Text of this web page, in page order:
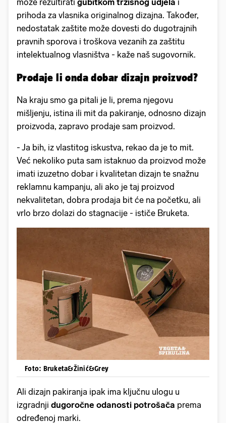
prihoda za vlasnika originalnog dizajna. Također,
nedostatak zaštite može dovesti do dugotrajnih
pravnih sporova i troškova vezanih za zaštitu
intelektualnog vlasništva - kaže naš sugovornik.
Prodaje li onda dobar dizajn proizvod?
Na kraju smo ga pitali je li, prema njegovu
mišljenju, istina ili mit da pakiranje, odnosno dizajn
proizvoda, zapravo prodaje sam proizvod.
- Ja bih, iz vlastitog iskustva, rekao da je to mit.
Već nekoliko puta sam istaknuo da proizvod može
imati izuzetno dobar i kvalitetan dizajn te snažnu
reklamnu kampanju, ali ako je taj proizvod
nekvalitetan, dobra prodaja bit će na početku, ali
vrlo brzo dolazi do stagnacije - ističe Bruketa.
Foto: Bruketa&Žinić&Grey
Ali dizajn pakiranja ipak ima ključnu ulogu u
izgradnji dugoročne odanosti potrošača prema
određenoj marki.